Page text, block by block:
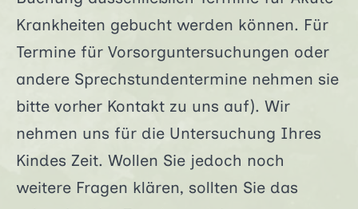
Krankheiten gebucht werden können. Für
Termine für Vorsorguntersuchungen oder
andere Sprechstundentermine nehmen sie
bitte vorher Kontakt zu uns auf). Wir
nehmen uns für die Untersuchung Ihres
Kindes Zeit. Wollen Sie jedoch noch
weitere Fragen klären, sollten Sie das